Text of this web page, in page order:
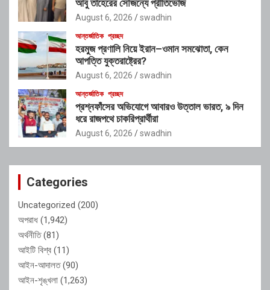
আবু তাহেরের সৌজন্যে প্রীতিভোজ
August 6, 2026 swadhin
আন্তর্জাতিক প্রচ্ছদ
হরমুজ প্রণালি নিয়ে ইরান–ওমান সমঝোতা, কেন
আপত্তি যুক্তরাষ্ট্রের?
August 6, 2026 swadhin
আন্তর্জাতিক প্রচ্ছদ
প্রশ্নফাঁসের অভিযোগে আবারও উত্তাল ভারত, ৯ দিন
ধরে রাজপথে চাকরিপ্রার্থীরা
August 6, 2026 swadhin
Categories
Uncategorized (200)
অপরাধ (1,942)
অর্থনীতি(81)
আইটি বিশ্ব (11)
আইন-আদালত(90)
আইন-শৃঙ্খলা (1,263)